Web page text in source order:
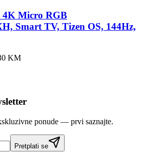
Micro RGB
Smart TV, Tizen OS, 144Hz,
KM
ponude — prvi saznajte.
Pretplati se